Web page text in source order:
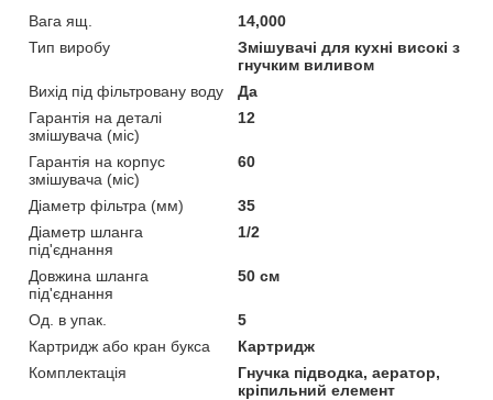
Вага ящ.
14,000
Тип виробу
Змішувачі для кухні високі з
гнучким виливом
Вихід під фільтровану воду
Да
Гарантія на деталі
змішувача (міс)
12
Гарантія на корпус
змішувача (міс)
60
Діаметр фільтра (мм)
35
Діаметр шланга
під'єднання
1/2
Довжина шланга
під'єднання
50 см
Од. в упак.
5
Картридж або кран букса
Картридж
Комплектація
Гнучка підводка, аератор,
кріпильний елемент